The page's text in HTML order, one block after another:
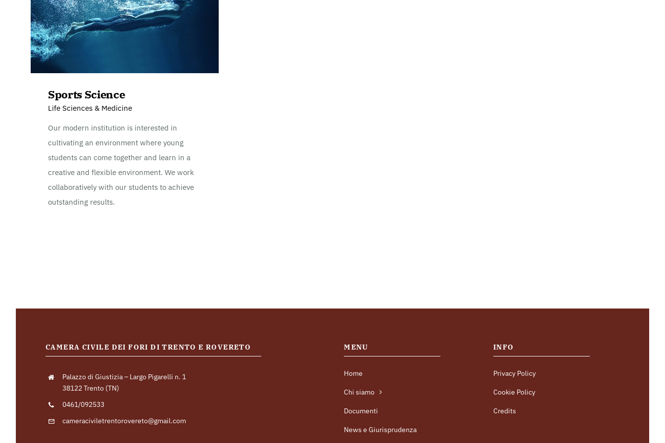
Sports Science
Life Sciences & Medicine
Our modern institution is interested in
cultivating an environment where young
students can come together and learn in a
creative and flexible environment. We work
collaboratively with our students to achieve
outstanding results.
CAMERA CIVILE DEI FORI DI TRENTO E ROVERETO
Palazzo di Giustizia – Largo Pigarelli n. 1
38122 Trento (TN)
0461/092533
cameraciviletrentorovereto@gmail.com
MENU
Home
Chi siamo
Documenti
News e Giurisprudenza
INFO
Privacy Policy
Cookie Policy
Credits